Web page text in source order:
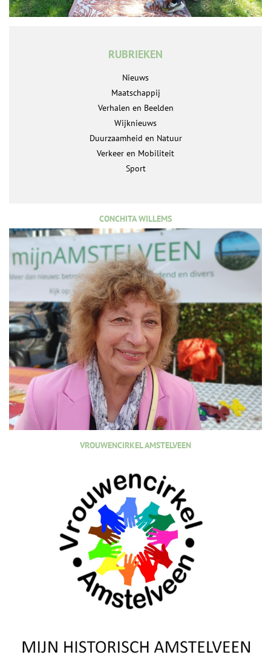
RUBRIEKEN
Nieuws
Maatschappij
Verhalen en Beelden
Wijknieuws
Duurzaamheid en Natuur
Verkeer en Mobiliteit
Sport
CONCHITA WILLEMS
VROUWENCIRKEL AMSTELVEEN